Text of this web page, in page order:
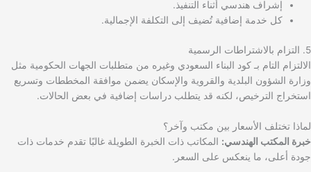
إشراف هندسي أثناء التنفيذ.
كل خدمة إضافية تُضيف إلى التكلفة الإجمالية.
5. التزام بالاشتراطات الرسمية
الالتزام التام بـ كود البناء السعودي وغيره من متطلبات الجهات الحكومية مثل
وزارة الشؤون البلدية والقروية والإسكان يضمن موافقة المخططات وتسريع
استخراج الترخيص، لكنه قد يتطلب دراسات إضافية في بعض الحالات.
لماذا تختلف الأسعار بين مكتب وآخر؟
خبرة المكتب الهندسي: المكاتب ذات الخبرة الطويلة غالبًا تقدم خدمات ذات
جودة أعلى، ما ينعكس على السعر.